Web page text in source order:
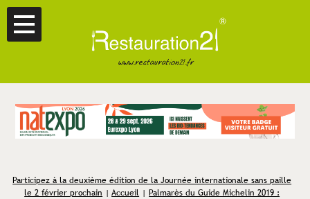
Participez à la deuxième édition de la Journée internationale sans paille
le 2 février prochain |Accueil |Palmarès du Guide Michelin 2019 :